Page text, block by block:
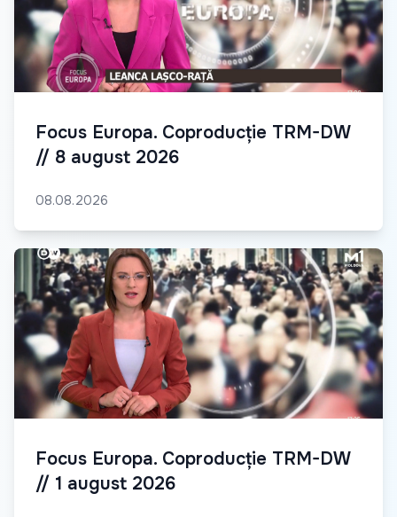
Focus Europa. Coproducție TRM-DW
// 8 august 2026
08.08.2026
Focus Europa. Coproducție TRM-DW
// 1 august 2026